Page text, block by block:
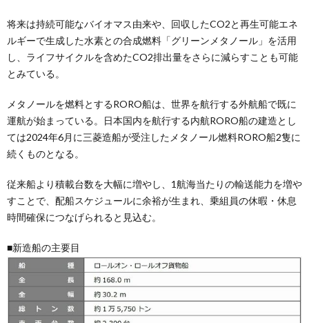
将来は持続可能なバイオマス由来や、回収したCO2と再生可能エネ
ルギーで生成した水素との合成燃料「グリーンメタノール」を活用
し、ライフサイクルを含めたCO2排出量をさらに減らすことも可能
とみている。
メタノールを燃料とするRORO船は、世界を航行する外航船で既に
運航が始まっている。日本国内を航行する内航RORO船の建造とし
ては2024年6月に三菱造船が受注したメタノール燃料RORO船2隻に
続くものとなる。
従来船より積載台数を大幅に増やし、1航海当たりの輸送能力を増や
すことで、配船スケジュールに余裕が生まれ、乗組員の休暇・休息
時間確保につなげられると見込む。
■新造船の主要目